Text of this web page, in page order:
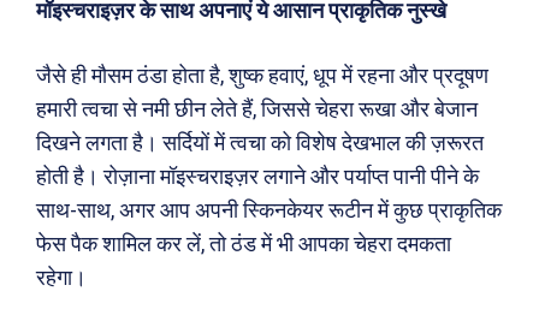
मॉइस्चराइज़र के साथ अपनाएं ये आसान प्राकृतिक नुस्खे
जैसे ही मौसम ठंडा होता है, शुष्क हवाएं, धूप में रहना और प्रदूषण
हमारी त्वचा से नमी छीन लेते हैं, जिससे चेहरा रूखा और बेजान
दिखने लगता है। सर्दियों में त्वचा को विशेष देखभाल की ज़रूरत
होती है। रोज़ाना मॉइस्चराइज़र लगाने और पर्याप्त पानी पीने के
साथ-साथ, अगर आप अपनी स्किनकेयर रूटीन में कुछ प्राकृतिक
फेस पैक शामिल कर लें, तो ठंड में भी आपका चेहरा दमकता
रहेगा।